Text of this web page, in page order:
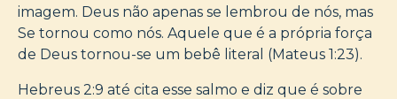
imagem. Deus não apenas se lembrou de nós, mas
Se tornou como nós. Aquele que é a própria força
de Deus tornou-se um bebê literal (Mateus 1:23).
Hebreus 2:9 até cita esse salmo e diz que é sobre